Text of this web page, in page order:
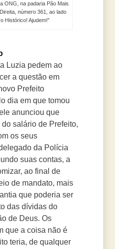
ONG, na padaria Pão Mais
número 361, ao lado
Histórico! Ajudem!”
Luzia pedem ao
a questão em
Prefeito
dia em que tomou
anunciou que
salário de Prefeito,
os seus
da Polícia
suas contas, a
ao final de
de mandato, mais
que poderia ser
das dívidas do
de Deus. Os
que a coisa não é
teria, de qualquer